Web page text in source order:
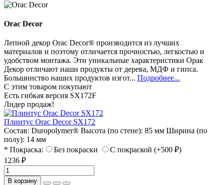
Orac Decor
Лепной декор Orac Decor® производится из лучших
материалов и поэтому отличается прочностью, легкостью и
удобством монтажа. Эти уникальные характеристики Орак
Декор отличают наши продукты от дерева, МДФ и гипса.
Большинство наших продуктов изгот... Подробнее...
С этим товаром покупают
Есть гибкая версия SX172F
Лидер продаж!
Плинтус Orac Decor SX172
Состав: Duropolymer® Высота (по стене): 85 мм Ширина (по
полу): 14 мм
* Покраска:
Без покраски
С покраской (+500 ₽)
1236 ₽
В корзину